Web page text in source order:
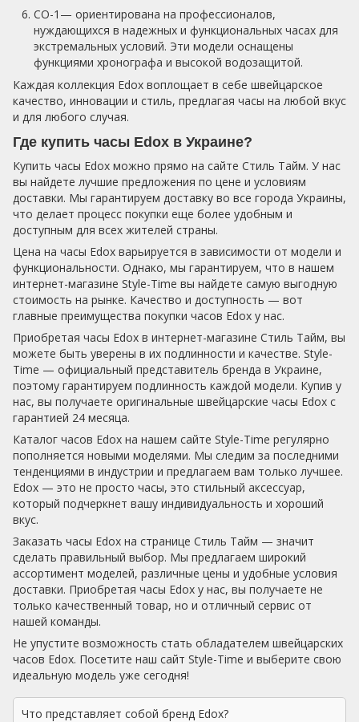
CO-1— ориентирована на профессионалов,
нуждающихся в надежных и функциональных часах для
экстремальных условий. Эти модели оснащены
функциями хронографа и высокой водозащитой.
Каждая коллекция Edox воплощает в себе швейцарское
качество, инновации и стиль, предлагая часы на любой вкус
и для любого случая.
Где купить часы Edox в Украине?
Купить часы Edox можно прямо на сайте Стиль Тайм. У нас
вы найдете лучшие предложения по цене и условиям
доставки. Мы гарантируем доставку во все города Украины,
что делает процесс покупки еще более удобным и
доступным для всех жителей страны.
Цена на часы Edox варьируется в зависимости от модели и
функциональности. Однако, мы гарантируем, что в нашем
интернет-магазине Style-Time вы найдете самую выгодную
стоимость на рынке. Качество и доступность — вот
главные преимущества покупки часов Edox у нас.
Приобретая часы Edox в интернет-магазине Стиль Тайм, вы
можете быть уверены в их подлинности и качестве. Style-
Time — официальный представитель бренда в Украине,
поэтому гарантируем подлинность каждой модели. Купив у
нас, вы получаете оригинальные швейцарские часы Edox с
гарантией 24 месяца.
Каталог часов Edox на нашем сайте Style-Time регулярно
пополняется новыми моделями. Мы следим за последними
тенденциями в индустрии и предлагаем вам только лучшее.
Edox — это не просто часы, это стильный аксессуар,
который подчеркнет вашу индивидуальность и хороший
вкус.
Заказать часы Edox на странице Стиль Тайм — значит
сделать правильный выбор. Мы предлагаем широкий
ассортимент моделей, различные цены и удобные условия
доставки. Приобретая часы Edox у нас, вы получаете не
только качественный товар, но и отличный сервис от
нашей команды.
Не упустите возможность стать обладателем швейцарских
часов Edox. Посетите наш сайт Style-Time и выберите свою
идеальную модель уже сегодня!
Что представляет собой бренд Edox?